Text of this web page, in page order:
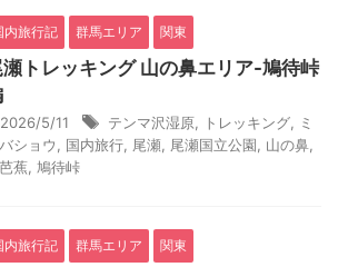
内旅行記 群馬エリア 関東
瀬トレッキング 山の鼻エリア-鳩待峠
2026/5/11 テンマ沢湿原 トレッキング
ミ
ショウ
国内旅行 尾瀬 尾瀬国立公園 山の鼻
蕉 鳩待峠
内旅行記 群馬エリア 関東